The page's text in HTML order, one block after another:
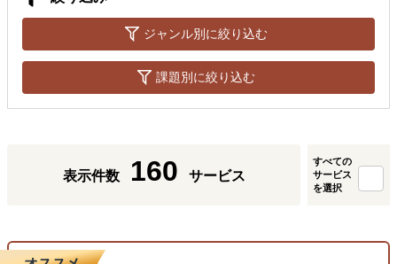
ジャンル別に絞り込む
課題別に絞り込む
表示件数 160 サービス
すべての
サービス
を選択